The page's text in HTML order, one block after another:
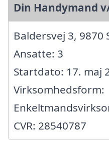
Din Handymand
Baldersvej 3, 9870
Ansatte: 3
Startdato: 17. maj
Virksomhedsform:
CVR: 28540787